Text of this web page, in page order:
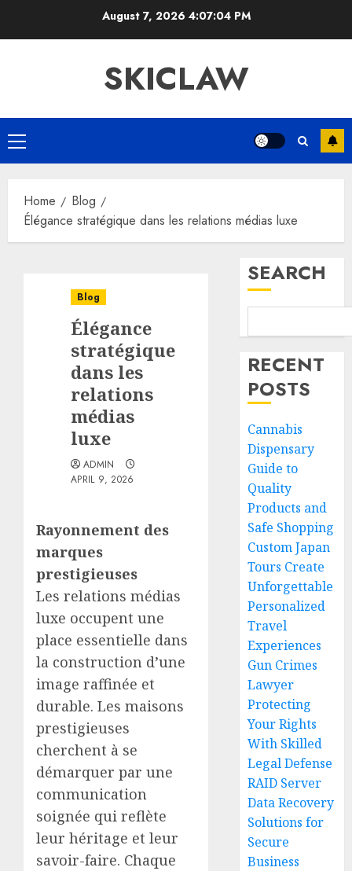
August 7, 2026 4:07:05 PM
SKICLAW
Primary
Menu
Home
Blog
Élégance stratégique dans les relations médias luxe
Blog
Élégance
stratégique
dans les
relations
médias
luxe
ADMIN
APRIL 9, 2026
Rayonnement des
marques
prestigieuses
Les relations médias
luxe occupent une
place essentielle dans
la construction d’une
image raffinée et
durable. Les maisons
prestigieuses
cherchent à se
démarquer par une
communication
soignée qui reflète
leur héritage et leur
savoir-faire. Chaque
SEARCH
RECENT
POSTS
Cannabis
Dispensary
Guide to
Quality
Products and
Safe Shopping
Custom Japan
Tours Create
Unforgettable
Personalized
Travel
Experiences
Gun Crimes
Lawyer
Protecting
Your Rights
With Skilled
Legal Defense
RAID Server
Data Recovery
Solutions for
Secure
Business